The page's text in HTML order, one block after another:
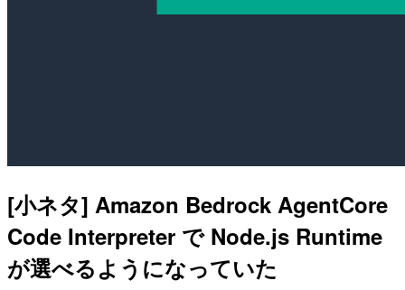
[小ネタ] Amazon Bedrock AgentCore
Code Interpreter で Node.js Runtime
が選べるようになっていた